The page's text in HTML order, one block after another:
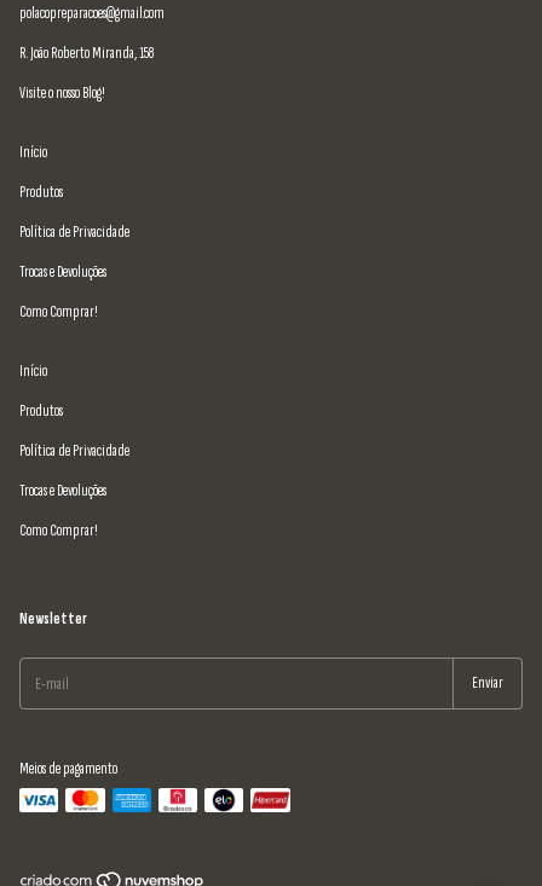
polacopreparacoes@gmail.com
R. João Roberto Miranda, 158
Visite o nosso Blog!
Início
Produtos
Política de Privacidade
Trocas e Devoluções
Como Comprar!
Início
Produtos
Política de Privacidade
Trocas e Devoluções
Como Comprar!
Newsletter
Meios de pagamento